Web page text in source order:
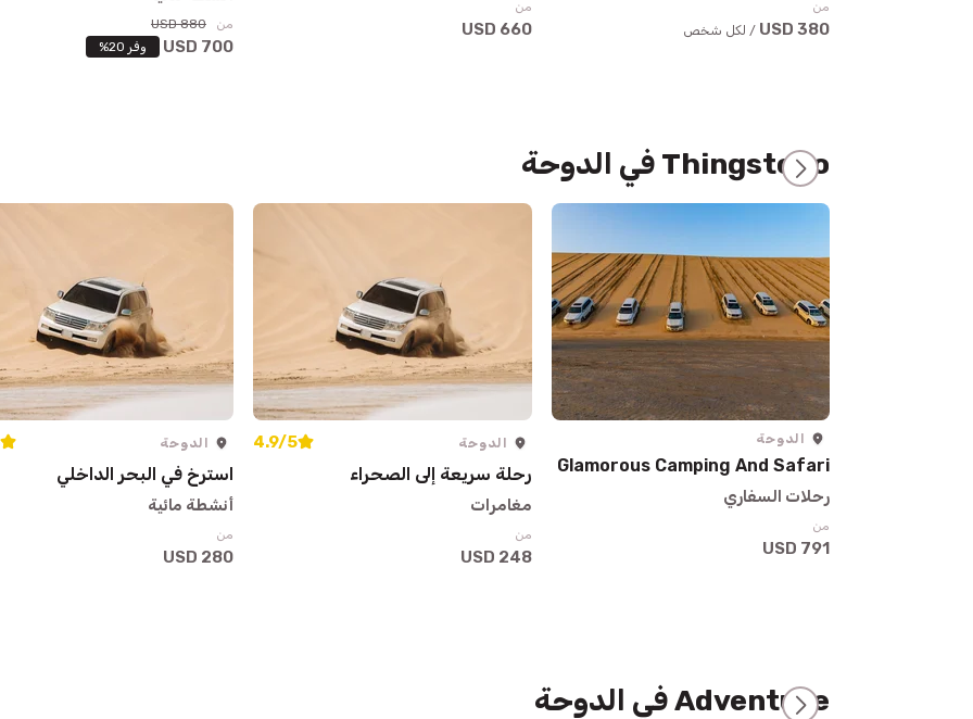
من
380 USD / لكل شخص
من
660 USD من 880 USD
700 USD وفر 20%
Thingstodo في الدوحة
الدوحة
Glamorous Camping And Safari
رحلات السفاري
من
791 USD
الدوحة 4.9/5
رحلة سريعة إلى الصحراء
مغامرات
من
248 USD
الدوحة
استرخ في البحر الداخلي
أنشطة مائية
من
280 USD
Adventure في الدوحة